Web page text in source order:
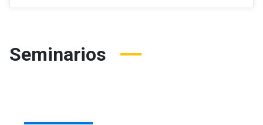
Seminarios